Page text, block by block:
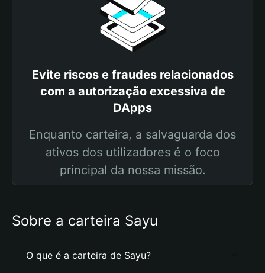
Evite riscos e fraudes relacionados
com a autorização excessiva de
DApps
Enquanto carteira, a salvaguarda dos
ativos dos utilizadores é o foco
principal da nossa missão.
Sobre a carteira Sayu
O que é a carteira de Sayu?